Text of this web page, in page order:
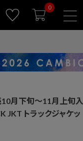
0
10月下旬～11月上旬入
JKT トラックジャケッ